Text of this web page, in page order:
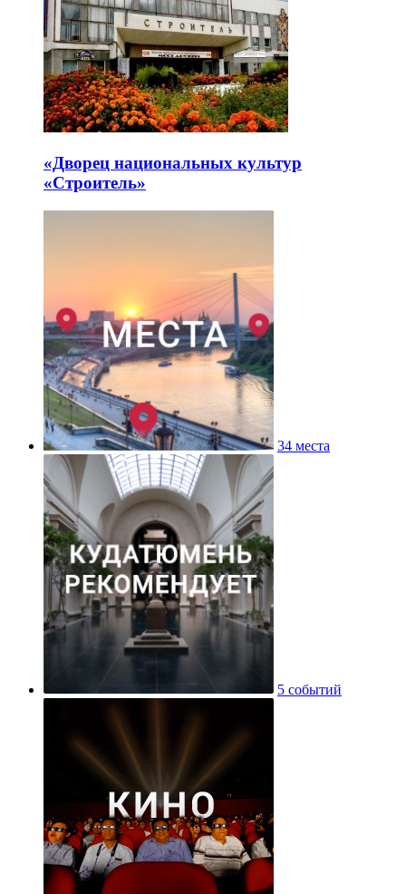
«Дворец национальных культур
«Строитель»
34 места
5 событий